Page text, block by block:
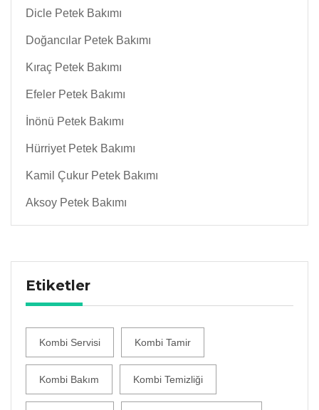
Dicle Petek Bakımı
Doğancılar Petek Bakımı
Kıraç Petek Bakımı
Efeler Petek Bakımı
İnönü Petek Bakımı
Hürriyet Petek Bakımı
Kamil Çukur Petek Bakımı
Aksoy Petek Bakımı
Etiketler
Kombi Servisi Kombi Tamir
Kombi Bakım Kombi Temizliği